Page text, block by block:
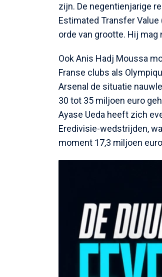
zijn. De negentienjarige
Estimated Transfer Value
orde van grootte. Hij mag
Ook Anis Hadj Moussa
Franse clubs als
Arsenal de situatie
30 tot 35 miljoen euro
Ayase Ueda heeft zich
Eredivisie-wedstrijden,
moment 17,3 miljoen